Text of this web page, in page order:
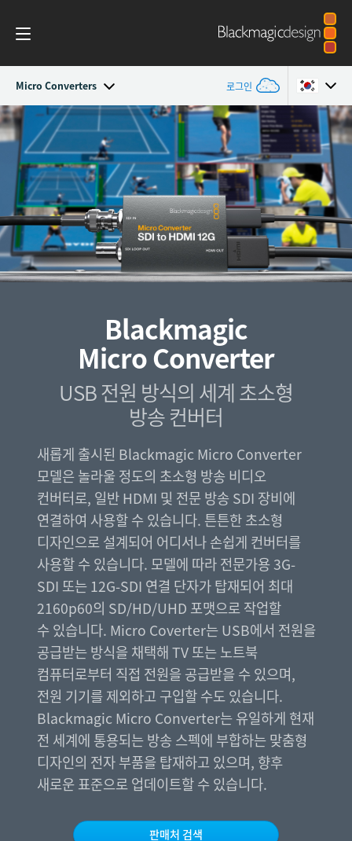
Micro Converters 로그인
Micro Converters
사양
Argentina
Australia
Austria
Brazil
Canada
Finland
France
Hong Kong SAR, China
India
Italy
Japan
Korea
Mexico
Malaysia
Netherlands
New Zealand
Norway
Blackmagic
Micro Converter
USB 전원 방식의 세계 초소형
방송 컨버터
새롭게 출시된 Blackmagic Micro Converter
모델은 놀라울 정도의 초소형 방송 비디오
컨버터로, 일반 HDMI 및 전문 방송 SDI 장비에
연결하여 사용할 수 있습니다. 튼튼한 초소형
디자인으로 설계되어 어디서나 손쉽게 컨버터를
사용할 수 있습니다. 모델에 따라 전문가용 3G-
SDI 또는 12G-SDI 연결 단자가 탑재되어 최대
2160p60의 SD/HD/UHD 포맷으로 작업할
수 있습니다. Micro Coverter는 USB에서 전원을
공급받는 방식을 채택해 TV 또는 노트북
컴퓨터로부터 직접 전원을 공급받을 수 있으며,
전원 기기를 제외하고 구입할 수도 있습니다.
Blackmagic Micro Converter는 유일하게 현재
전 세계에 통용되는 방송 스펙에 부합하는 맞춤형
디자인의 전자 부품을 탑재하고 있으며, 향후
새로운 표준으로 업데이트할 수 있습니다.
판매처 검색